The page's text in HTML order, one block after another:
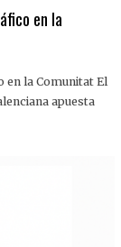
en la
la Comunitat El
apuesta